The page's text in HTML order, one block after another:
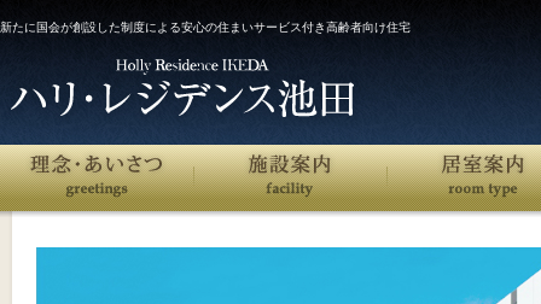
新たに国会が創設した制度による安心の住まいサービス付き高齢者向け住宅